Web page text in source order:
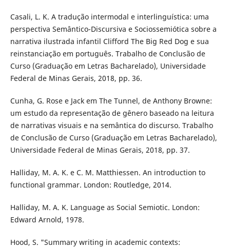
Casali, L. K. A tradução intermodal e interlinguística: uma
perspectiva Semântico-Discursiva e Sociossemiótica sobre a
narrativa ilustrada infantil Clifford The Big Red Dog e sua
reinstanciação em português. Trabalho de Conclusão de
Curso (Graduação em Letras Bacharelado), Universidade
Federal de Minas Gerais, 2018, pp. 36.
Cunha, G. Rose e Jack em The Tunnel, de Anthony Browne:
um estudo da representação de gênero baseado na leitura
de narrativas visuais e na semântica do discurso. Trabalho
de Conclusão de Curso (Graduação em Letras Bacharelado),
Universidade Federal de Minas Gerais, 2018, pp. 37.
Halliday, M. A. K. e C. M. Matthiessen. An introduction to
functional grammar. London: Routledge, 2014.
Halliday, M. A. K. Language as Social Semiotic. London:
Edward Arnold, 1978.
Hood, S. "Summary writing in academic contexts: